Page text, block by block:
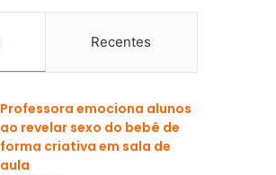
Recentes
Professora emociona alunos
ao revelar sexo do bebê de
forma criativa em sala de
aula